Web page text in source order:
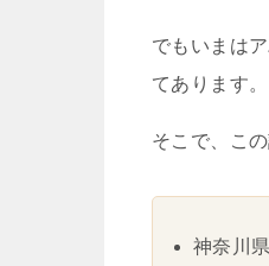
でもいまは
てあります。
そこで、こ
神奈川